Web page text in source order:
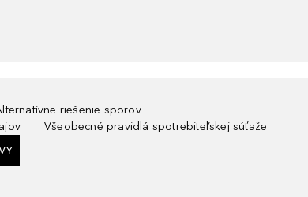
riešenie sporov
Všeobecné pravidlá spotrebiteľskej súťaže